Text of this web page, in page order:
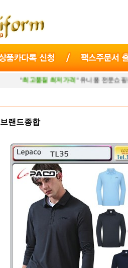
최고품질 최저가격" 유니폼 전문쇼핑몰우
브랜드종합